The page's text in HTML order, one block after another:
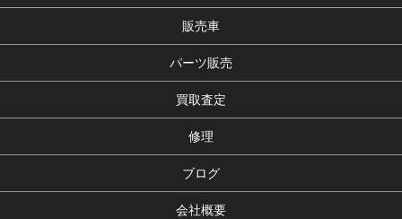
販売車
パーツ販売
買取査定
修理
ブログ
会社概要